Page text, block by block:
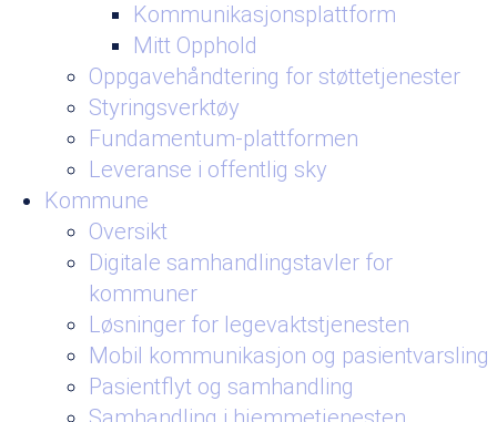
Kommunikasjonsplattform
Mitt Opphold
Oppgavehåndtering for støttetjenester
Styringsverktøy
Fundamentum-plattformen
Leveranse i offentlig sky
Kommune
Oversikt
Digitale samhandlingstavler for
kommuner
Løsninger for legevaktstjenesten
Mobil kommunikasjon og pasientvarsling
Pasientflyt og samhandling